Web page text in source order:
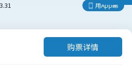
用App睇
购票详情